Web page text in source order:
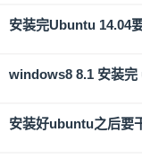
安装完Ubuntu 14.04
windows8 8.1 安装
安装好ubuntu之后要